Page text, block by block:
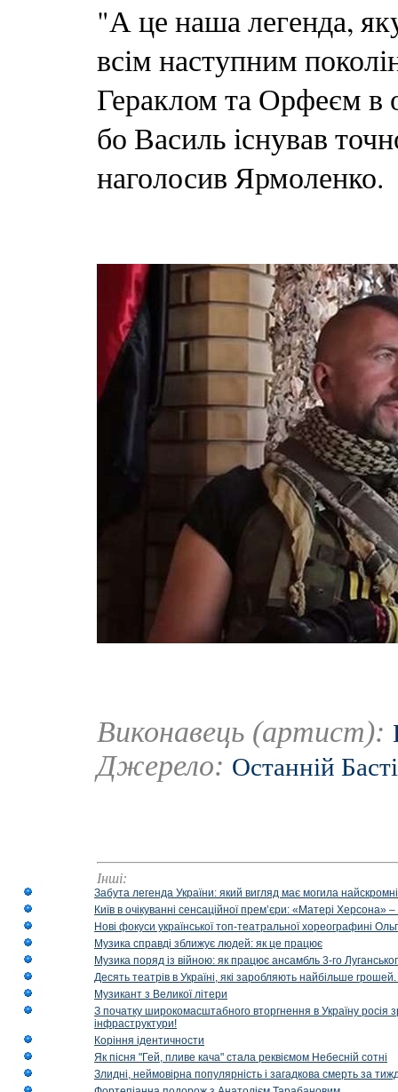
"А це наша легенда,
всім наступним
Гераклом та Орфеєм в
бо Василь існував
наголосив Ярмоленко.
Виконавець (артист):
Джерело: Останній
Інші:
Забута легенда України: який вигляд має могила
Київ в очікуванні сенсаційної прем’єри: «Матері
Нові фокуси української топ-театральної хореографині
Музика справді зближує людей: як це працює
Музика поряд із війною: як працює ансамбль 3-го
Десять театрів в Україні, які заробляють найбільше
Музикант з Великої літери
З початку широкомасштабного вторгнення в Україну росія
інфраструктури!
Коріння ідентичности
Як пісня "Гей, пливе кача" стала реквіємом Небесній сотні
Злидні, неймовірна популярність і загадкова смерть за